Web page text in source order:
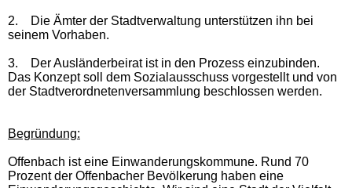
2.
Die Ämter der Stadtverwaltung unterstützen ihn bei
seinem Vorhaben.
3.
Der Ausländerbeirat ist in den Prozess einzubinden.
Das Konzept soll dem Sozialausschuss vorgestellt und von
der Stadtverordnetenversammlung beschlossen werden.
Begründung:
Offenbach ist eine Einwanderungskommune. Rund 70
Prozent der Offenbacher Bevölkerung haben eine